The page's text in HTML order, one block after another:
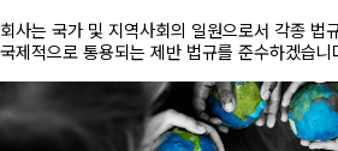
회사는 국가 및 지역사회의 일원으로서 각종 법
국제적으로 통용되는 제반 법규를 준수하겠습니